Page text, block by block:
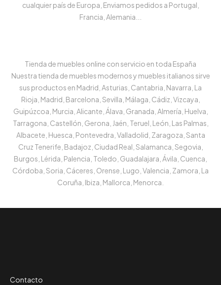
cualquier país de Europa, Enviamos pedidos a Portugal,
Francia, Alemania...
Tienda de muebles online con servicio en toda España
Nuestra tienda de muebles modernos y muebles italianos sirve
sus productos en Madrid, Asturias, Cantabria, Navarra, La
Rioja, Madrid, Barcelona, Sevilla, Málaga, Cádiz, Vizcaya,
Guipúzcoa, Murcia, Alicante, Álava, Granada, Almería, Huelva,
Tarragona, Castellón, Gerona, Jaén, Teruel, León, Las Palmas,
Albacete, Huesca, Pontevedra, Valladolid, Zaragoza, Santa
Cruz Tenerife, Badajoz, Ciudad Real, Salamanca, Segovia,
Burgos, Lérida, Palencia, Toledo, Guadalajara, Ávila, Cuenca,
Córdoba, Soria, Cáceres, Orense, Lugo, Valencia, Zamora, La
Coruña, Ibiza, Mallorca, Menorca.
Contacto